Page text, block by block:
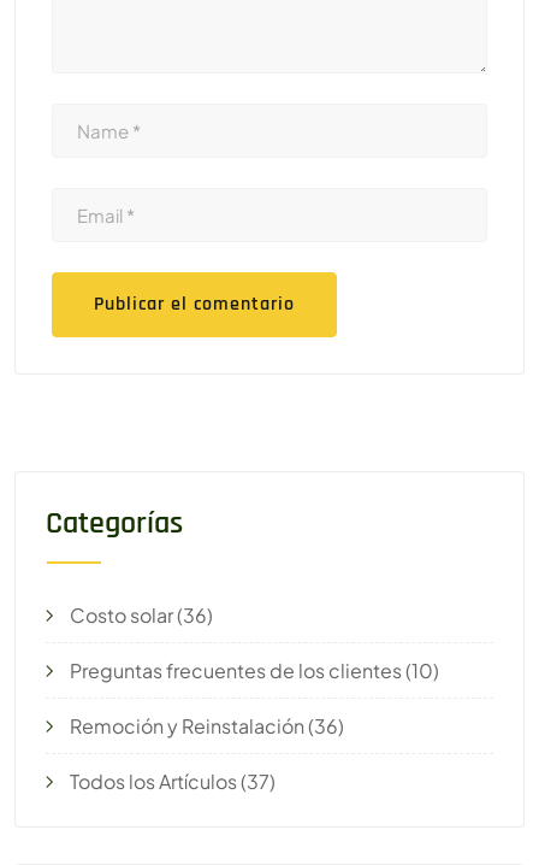
Categorías
Costo solar(36)
Preguntas frecuentes de los clientes(10)
Remoción y Reinstalación(36)
Todos los Artículos(37)